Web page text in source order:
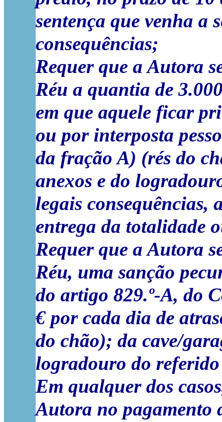
sentença que venha a
consequências;
Requer que a Autora
Réu a quantia de
em que aquele ficar
ou por interposta
da fração A) (rés do
anexos e do
legais consequências,
entrega da totalidade
Requer que a Autora
Réu, uma sanção
do artigo 829.º-A, do
€ por cada dia de
do chão); da cave/
logradouro do
Em qualquer dos
Autora no pagamento